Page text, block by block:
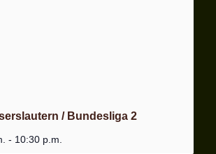
/ Bundesliga 2
- 10:30 p.m.